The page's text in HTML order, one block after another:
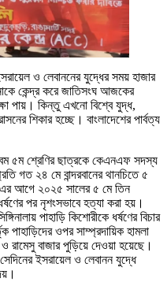
ও লেবাননের যুদ্ধের সময় হাজার
কেন্দ্র করে জাতিসংঘ আজকের
পায়। কিন্তু এখনো বিশ্বে যুদ্ধ,
শিকার হচ্ছে। বাংলাদেশের পার্বত্য
বম ৫ম শ্রেণির ছাত্রকে কেএনএফ সদস্য
গত ২৪ মে বান্দরবানের থানচিতে ৫
এর আগে ২০২৫ সালের ৫ মে তিন
পর নৃশংসভাবে হত্যা করা হয়।
পাহাড়ি কিশোরীকে ধর্ষণের বিচার
পাহাড়িদের ওপর সাম্প্রদায়িক হামলা
রামেসু বাজার পুড়িয়ে দেওয়া হয়েছে।
ইসরায়েল ও লেবানন যুদ্ধে